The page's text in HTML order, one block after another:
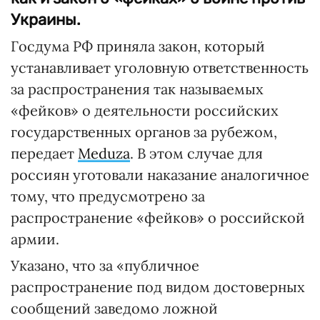
Украины.
Госдума РФ приняла закон, который
устанавливает уголовную ответственность
за распространения так называемых
«фейков» о деятельности российских
государственных органов за рубежом,
передает Meduza. В этом случае для
россиян уготовали наказание аналогичное
тому, что предусмотрено за
распространение «фейков» о российской
армии.
Указано, что за «публичное
распространение под видом достоверных
сообщений заведомо ложной